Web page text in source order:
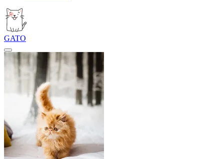
GATO